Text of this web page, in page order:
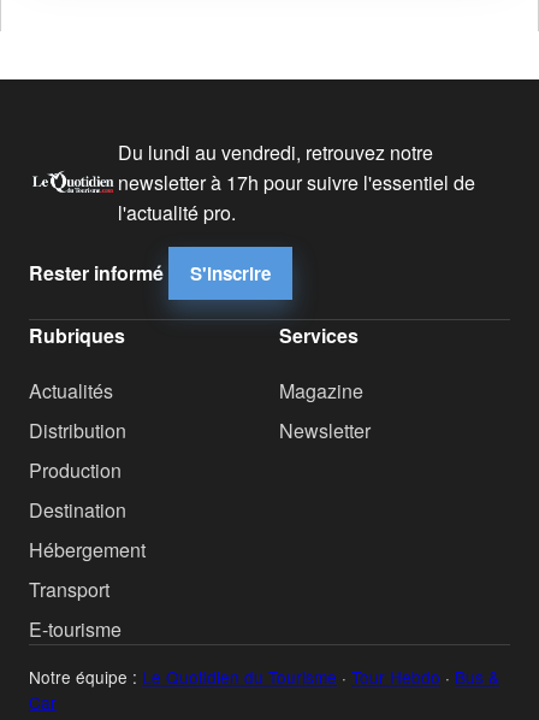
Du lundi au vendredi, retrouvez notre
newsletter à 17h pour suivre l'essentiel de
l'actualité pro.
Rester informé S'inscrire
Rubriques
Actualités
Distribution
Production
Destination
Hébergement
Transport
E-tourisme
Services
Magazine
Newsletter
Notre équipe : Le Quotidien du Tourisme · Tour Hebdo · Bus &
Car